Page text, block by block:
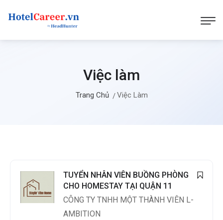
Việc làm
Trang Chủ Việc Làm
TUYỂN NHÂN VIÊN BUỒNG PHÒNG
CHO HOMESTAY TẠI QUẬN 11
CÔNG TY TNHH MỘT THÀNH VIÊN L-
AMBITION